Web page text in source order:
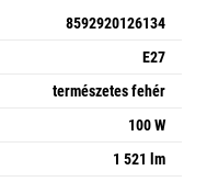
8592920126134
E27
természetes fehér
100 W
1 521 lm